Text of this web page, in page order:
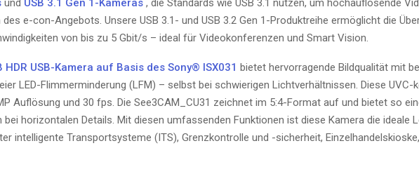
und USB 3.1 Gen 1-Kameras , die Standards wie USB 3.1 nutzen, um hochauflösende
e-con-Angebots. Unsere USB 3.1- und USB 3.2 Gen 1-Produktreihe ermöglicht die
von bis zu 5 Gbit/s – ideal für Videokonferenzen und Smart Vision.
HDR USB-Kamera auf Basis des Sony® ISX031 bietet hervorragende Bildqualität mit
LED-Flimmerminderung (LFM) – selbst bei schwierigen Lichtverhältnissen. Diese UVC-
Auflösung und 30 fps. Die See3CAM_CU31 zeichnet im 5:4-Format auf und bietet so
bei horizontalen Details. Mit diesen umfassenden Funktionen ist diese Kamera die ideale
intelligente Transportsysteme (ITS), Grenzkontrolle und -sicherheit, Einzelhandelskioske,